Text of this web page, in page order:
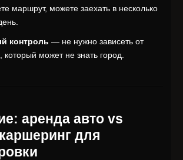
маршрут, можете заехать в несколько
контроль — не нужно зависеть от
который может не знать город.
аренда авто vs
для